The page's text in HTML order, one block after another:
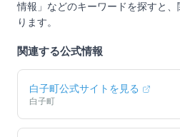
情報」などのキーワードを探すと
ります。
関連する公式情報
白子町公式サイトを見る
白子町